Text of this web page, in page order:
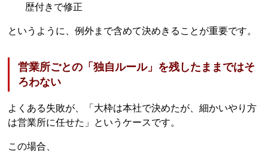
歴付きで修正
というように、例外まで含めて決めきることが重要です。
営業所ごとの「独自ルール」を残したままではそ
ろわない
よくある失敗が、「大枠は本社で決めたが、細かいやり方
は営業所に任せた」というケースです。
この場合、